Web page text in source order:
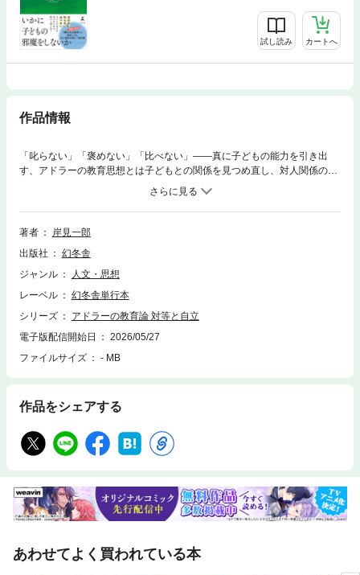
試し読み カートへ
作品情報
「叱らない」「褒めない」「比べない」――真に子どもの能力を引き出
す、アドラーの教育思想とは子どもとの関係を見つめ直し、対人関係の悩
みを解きほぐす一冊第一部 アドラーの教育思想の基礎・教育は何を目指
すのか・教育が目指す三つの柱・共同体感覚とは何か第二部 誤った教育
からの脱却・自己中心性と承認欲求・競争と比較の問題・劣等感と向き合
う第三部 勇気を育てる教育・困難に向き合う・失敗に向き合う・勇気と
いのか・叱る代わりにできること・なぜほめてはいけないのか第五部 子
どもの自立を援助する・課題の分離・見守る勇気・大人と子どもは対等で
七部 学校と家庭の役割・学校教育の意味・勉強をどう教えるか・特別な
子どもたち第八部 未来を生きる子どもたちへ・これからの世界を生き
る・大人がモデルになる
著者
岸見一郎
出版社
幻冬舎
ジャンル
人文・思想
レーベル
幻冬舎単行本
シリーズ
アドラーの教育論 対等と自立
電子版配信開始日
2026/05/27
ファイルサイズ
- MB
作品をシェアする
あわせてよく買われている本